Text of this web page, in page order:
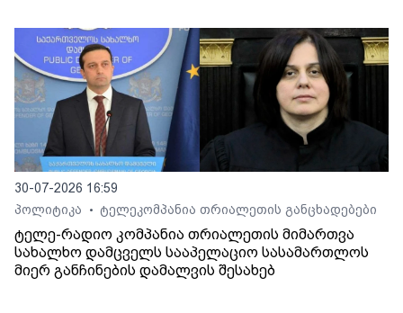
30-07-2026 16:59
პოლიტიკა
• ტელეკომპანია თრიალეთის განცხადებები
ტელე-რადიო კომპანია თრიალეთის მიმართვა
სახალხო დამცველს სააპელაციო სასამართლოს
მიერ განჩინების დამალვის შესახებ